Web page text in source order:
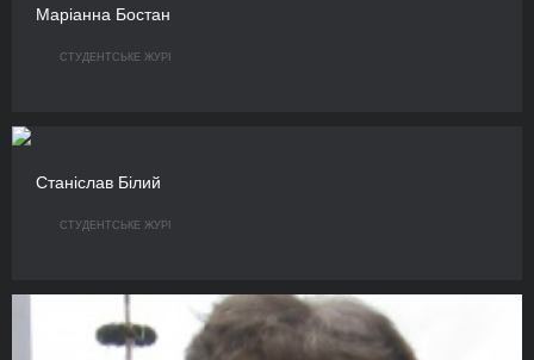
Маріанна Бостан
СТУДЕНТСЬКЕ ЖУРІ
Станіслав Білий
СТУДЕНТСЬКЕ ЖУРІ